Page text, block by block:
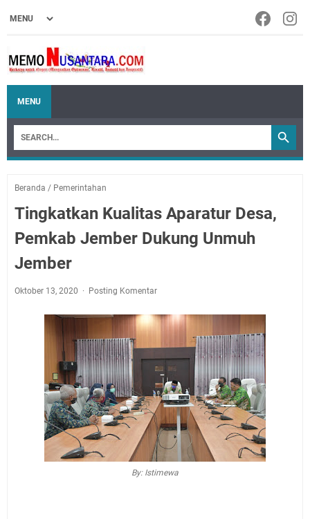
MENU
Beranda / Pemerintahan
Tingkatkan Kualitas Aparatur Desa,
Pemkab Jember Dukung Unmuh
Jember
Oktober 13, 2020 Posting Komentar
By: Istimewa